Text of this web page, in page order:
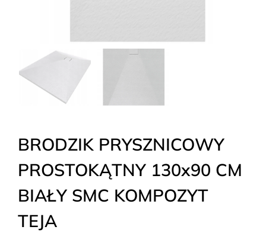
BRODZIK PRYSZNICOWY
PROSTOKĄTNY 130x90 CM
BIAŁY SMC KOMPOZYT
TEJA